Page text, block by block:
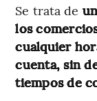
Se trata de
los
cualquier
cuenta, sin
tiempos de